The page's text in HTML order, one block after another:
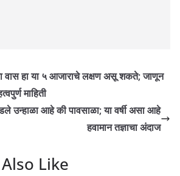
वास हा या ५ आजाराचे लक्षण असू शकते; जाणून
माहिती
आहे की पावसाळा; या वर्षी असा आहे
हवामान तज्ञाचा अंदाज
Like